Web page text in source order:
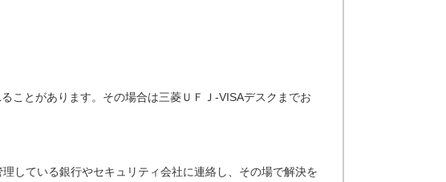
ことがあります。その場合は三菱ＵＦＪ-VISAデスクまでお
している銀行やセキュリティ会社に連絡し、その場で解決を